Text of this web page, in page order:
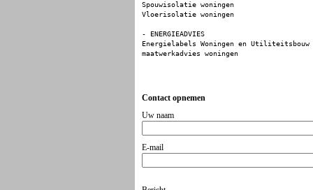
Spouwisolatie woningen
Vloerisolatie woningen
- ENERGIEADVIES
Energielabels Woningen en Utiliteitsbouw
maatwerkadvies woningen
Contact opnemen
Uw naam
E-mail